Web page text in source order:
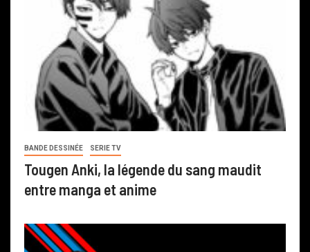
BANDE DESSINÉE SERIE TV
Tougen Anki, la légende du sang maudit
entre manga et anime